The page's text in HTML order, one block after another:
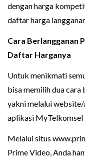
dengan harga
daftar harga
Cara Berlangganan
Daftar Harganya
Untuk menikmati
bisa memilih dua cara
yakni melalui
aplikasi MyTelkomsel
Melalui situs
Prime Video, Anda